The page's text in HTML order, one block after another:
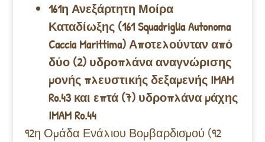
161η Ανεξάρτητη Μοίρα
Καταδίωξης (161 Squadriglia Autonoma
Caccia Marittima) Αποτελούνταν από
δύο (2) υδροπλάνα αναγνώρισης
μονής πλευστικής δεξαμενής IMAM
Ro.43 και επτά (7) υδροπλάνα μάχης
IMAM Ro.44
92η Ομάδα Ενάλιου Βομβαρδισμού (92